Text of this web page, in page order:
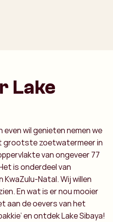
Lake
wil genieten nemen we
grootste zoetwatermeer in
van ongeveer 77
is onderdeel van
KwaZulu-Natal. Wij willen
En wat is er nou mooier
aan de oevers van het
en ontdek Lake Sibaya!